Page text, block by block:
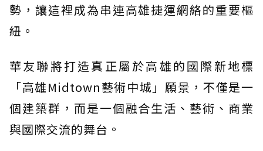
勢，讓這裡成為串連高雄捷運網絡的重要樞
紐。
華友聯將打造真正屬於高雄的國際新地標
「高雄Midtown藝術中城」願景，不僅是一
個建築群，而是一個融合生活、藝術、商業
與國際交流的舞台。